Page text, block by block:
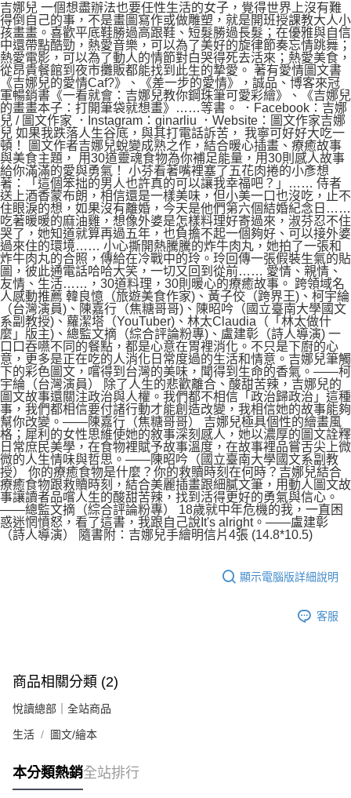
吉娜兒 一個想盡辦法也要任性生活的女子，覺得世界上沒有難
得倒自己的事，不是畫圖寫作或做雕塑，就是開班授課教大人小
孩畫畫。喜歡平底鞋勝過高跟鞋、短髮勝過長髮；在優雅與自信
中還帶點酷勁，熱愛音樂，可以為了美好的旋律節奏忘情跳舞；
熱愛電影，可以為了動人的情節對白哭得死去活來；熱愛美食，
從昂貴餐館到夜市攤販都能找到此生的摯愛。 著有愛情圖文書
《吉娜兒的愛情Caf?》、《差一步的愛情》，誠品、博客來冠
軍暢銷書《一看就會：吉娜兒教你鋼珠筆可愛彩繪》、《吉娜兒
的畫畫本子：打開筆袋就想畫》……等書。 ．Facebook：吉娜
兒 / 圖文作家 ．Instagram：ginarliu ．Website：圖文作家吉娜
兒 如果我跌落人生谷底，與其打電話訴苦， 我寧可好好大吃一
頓！ 圖文作者吉娜兒蛻變成熟之作，結合暖心插畫、療癒故事
與美食主題， 用30道靈魂食物為你補足能量，用30則感人故事
給你滿滿的愛與勇氣！ 小芬看著嘴裡塞了五花肉捲的小彥想
著：「這個笨拙的男人也許真的可以讓我幸福吧？」…… 侍者
送上酒香蒙布朗，相信還是一樣美味，但小美一口也沒吃，止不
住眼淚的想，如果沒有離婚，今天是他們第六個結婚紀念日……
吃著暖暖的麻油雞，想像外婆是怎樣料理好寄過來，淑芬忍不住
哭了，她知道就算再過五年，也負擔不起一個夠好、可以接外婆
過來住的環境…… 小心撕開熱騰騰的炸牛肉丸，她拍了一張和
炸牛肉丸的合照，傳給在冷戰中的玲。玲回傳一張假裝生氣的貼
圖，彼此通電話哈哈大笑，一切又回到從前…… 愛情、親情、
友情、生活……，30道料理，30則暖心的療癒故事。 跨領域名
人感動推薦 韓良憶（旅遊美食作家)、黃子佼（跨界王)、柯宇綸
（台灣演員)、陳嘉行（焦糖哥哥)、陳昭吟（國立臺南大學國文
系副教授)、蘿潔塔（YouTuber)、林太Claudia（「林太做什
麼」版主)、總監文摘（綜合評論粉專)、盧建彰（詩人導演) 一
口口吞嚥不同的餐點，都是心意在胃裡消化。不只是下廚的心
意，更多是正在吃的人消化日常度過的生活和情意。吉娜兒筆觸
下的彩色圖文，嚐得到台灣的美味，聞得到生命的香氣。——柯
宇綸（台灣演員） 除了人生的悲歡離合、酸甜苦辣，吉娜兒的
圖文故事還關注政治與人權。我們都不相信「政治歸政治」這種
事，我們都相信要付諸行動才能創造改變，我相信她的故事能夠
幫你改變。——陳嘉行（焦糖哥哥） 吉娜兒極具個性的繪畫風
格；犀利的女性思維使她的敘事深刻感人，她以濃厚的圖文詮釋
日常庶民美學，在食物裡賦予故事溫度，在故事裡品嘗舌尖上微
微的人生情味與哲思。——陳昭吟（國立臺南大學國文系副教
授） 你的療癒食物是什麼？你的救贖時刻在何時？吉娜兒結合
療癒食物跟救贖時刻，結合美麗插畫跟細膩文筆，用動人圖文故
事讓讀者品嚐人生的酸甜苦辣，找到活得更好的勇氣與信心。
——總監文摘（綜合評論粉專） 18歲就中年危機的我，一直困
惑迷惘憤怒，看了這書，我跟自己說It's alright。——盧建彰
（詩人導演） 隨書附：吉娜兒手繪明信片4張 (14.8*10.5)
顯示電腦版詳細說明
客服
商品相關分類 (2)
悅讀總部｜全站商品
生活 圖文/繪本
本分類熱銷全站排行